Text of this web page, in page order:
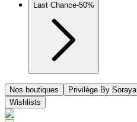
Last Chance-50%
Nos boutiques Privilège By Soraya
Wishlists